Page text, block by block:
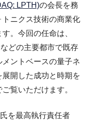
LPTH)の会長を務
ニクス技術の商業化
。今回の任命は、
どの主要都市で既存
ントベースの量子ネ
開した成功と時期を
ご覧いただけます。
を最高執行責任者